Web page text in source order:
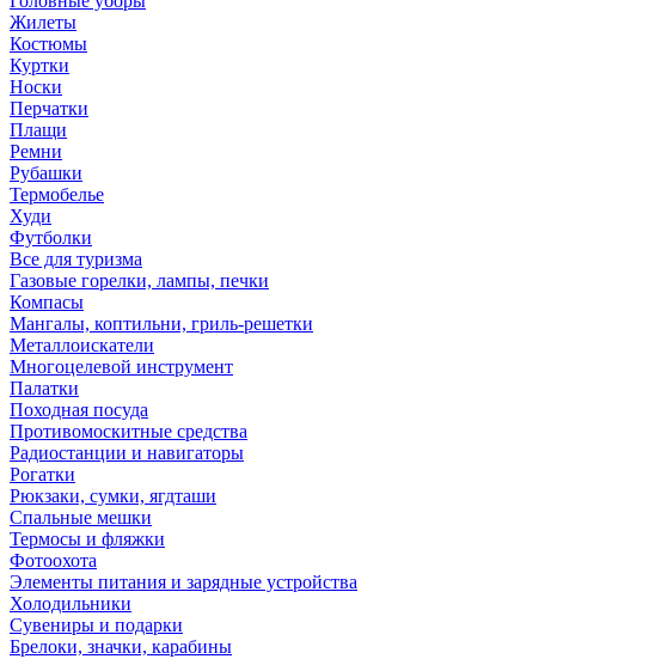
Жилеты
Костюмы
Куртки
Носки
Перчатки
Плащи
Ремни
Рубашки
Термобелье
Худи
Футболки
Все для туризма
Газовые горелки, лампы, печки
Компасы
Мангалы, коптильни, гриль-решетки
Металлоискатели
Многоцелевой инструмент
Палатки
Походная посуда
Противомоскитные средства
Радиостанции и навигаторы
Рогатки
Рюкзаки, сумки, ягдташи
Спальные мешки
Термосы и фляжки
Фотоохота
Элементы питания и зарядные устройства
Холодильники
Сувениры и подарки
Брелоки, значки, карабины